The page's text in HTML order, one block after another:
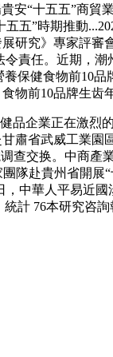
“十五五”商貿業
五”時期推動
研究》專家評審
責任。近期，
保健食物前10
食物前10品牌生齿
企業正在激烈的
肅省武威工業園
查交换。中商產
隊赴貴州省開
，中華人平易近
統計 76本研究咨